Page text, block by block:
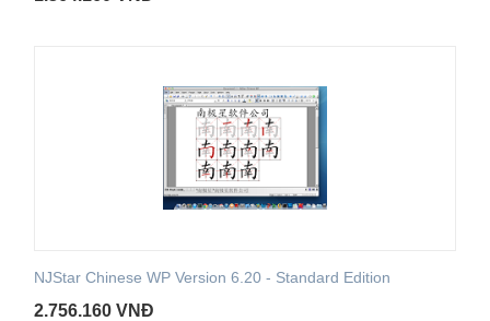
NJStar Chinese WP Version 6.20 - Standard Edition
2.756.160 VNĐ